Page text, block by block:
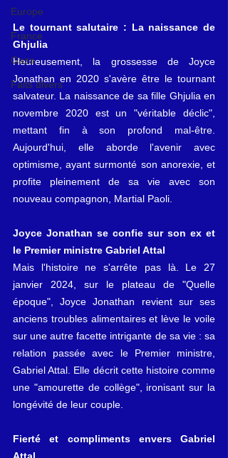
Europe
France
Gaza
Faits divers
Le tournant salutaire : La naissance de
Ghjulia
Heureusement, la grossesse de Joyce
Jonathan en 2020 s'avère être le tournant
salvateur. La naissance de sa fille Ghjulia en
novembre 2020 est un "véritable déclic",
mettant fin à son profond mal-être.
Aujourd'hui, elle aborde l'avenir avec
optimisme, ayant surmonté son anorexie, et
profite pleinement de sa vie avec son
nouveau compagnon, Martial Paoli.
Joyce Jonathan se confie sur son ex et
le Premier ministre Gabriel Attal
Mais l'histoire ne s'arrête pas là. Le 27
janvier 2024, sur le plateau de "Quelle
époque", Joyce Jonathan revient sur ses
anciens troubles alimentaires et lève le voile
sur une autre facette intrigante de sa vie : sa
relation passée avec le Premier ministre,
Gabriel Attal. Elle décrit cette histoire comme
une "amourette de collège", ironisant sur la
longévité de leur couple.
Fierté et compliments envers Gabriel